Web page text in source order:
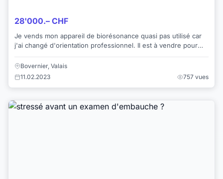
28'000.– CHF
Je vends mon appareil de biorésonance quasi pas utilisé car
j'ai changé d'orientation professionnel. Il est à vendre pour
Bovernier, Valais
11.02.2023
757 vues